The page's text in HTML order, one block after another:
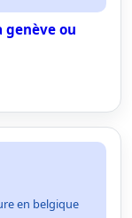
genève ou
en belgique